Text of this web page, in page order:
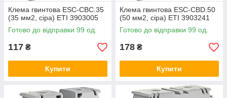
Клема гвинтова ESC-CBC.35
(35 мм2, сіра) ETI 3903005
Готово до відправки 99 од.
117 ₴
Купити
Клема гвинтова ESC-CBD.50
(50 мм2, сіра) ETI 3903241
Готово до відправки 99 од.
178 ₴
Купити